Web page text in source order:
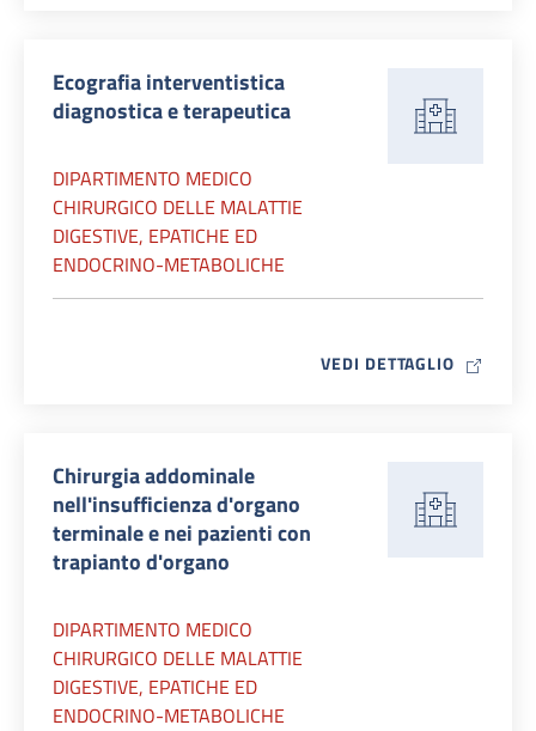
Ecografia interventistica
diagnostica e terapeutica
DIPARTIMENTO MEDICO
CHIRURGICO DELLE MALATTIE
DIGESTIVE, EPATICHE ED
ENDOCRINO-METABOLICHE
VEDI DETTAGLIO MAP ICON
Chirurgia addominale
nell'insufficienza d'organo
terminale e nei pazienti con
trapianto d'organo
DIPARTIMENTO MEDICO
CHIRURGICO DELLE MALATTIE
DIGESTIVE, EPATICHE ED
ENDOCRINO-METABOLICHE